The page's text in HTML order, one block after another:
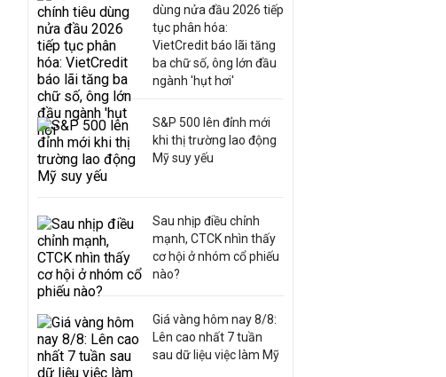
dùng nửa đầu 2026 tiếp
tục phân hóa:
VietCredit báo lãi tăng
ba chữ số, ông lớn đầu
ngành 'hụt hơi'
S&P 500 lên đỉnh mới
khi thị trường lao động
Mỹ suy yếu
Sau nhịp điều chỉnh
mạnh, CTCK nhìn thấy
cơ hội ở nhóm cổ phiếu
nào?
Giá vàng hôm nay 8/8:
Lên cao nhất 7 tuần
sau dữ liệu việc làm Mỹ